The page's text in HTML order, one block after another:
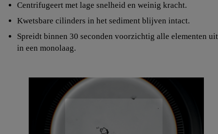
Centrifugeert met lage snelheid en weinig kracht.
Kwetsbare cilinders in het sediment blijven intact.
Spreidt binnen 30 seconden voorzichtig alle elementen uit
in een monolaag.